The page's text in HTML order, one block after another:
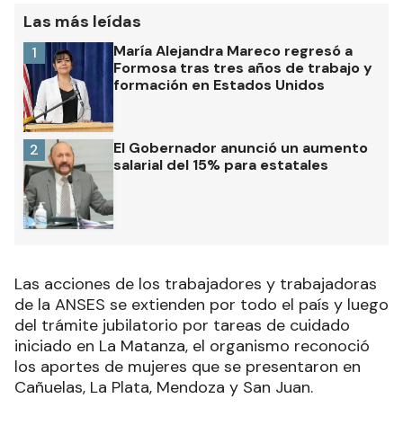
Las más leídas
María Alejandra Mareco regresó a
Formosa tras tres años de trabajo y
formación en Estados Unidos
1
El Gobernador anunció un aumento
salarial del 15% para estatales
2
Las acciones de los trabajadores y trabajadoras
de la ANSES se extienden por todo el país y luego
del trámite jubilatorio por tareas de cuidado
iniciado en La Matanza, el organismo reconoció
los aportes de mujeres que se presentaron en
Cañuelas, La Plata, Mendoza y San Juan.